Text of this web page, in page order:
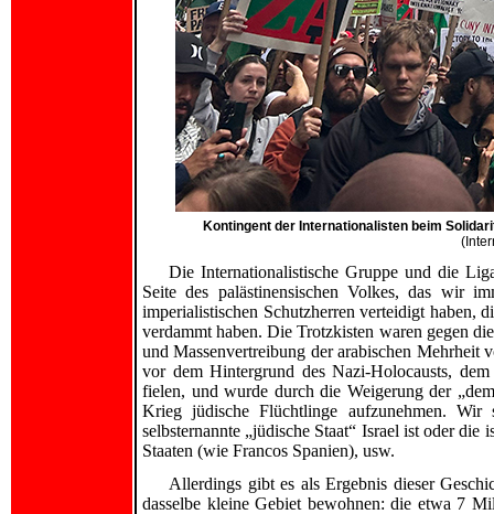
Kontingent der Internationalisten beim
Die Internationalistische Gruppe und die
Seite des palästinensischen Volkes, das wir
imperialistischen Schutzherren verteidigt haben,
verdammt haben. Die Trotzkisten waren gegen
und Massenvertreibung der arabischen Mehrheit
vor dem Hintergrund des Nazi-Holocausts,
fielen, und wurde durch die Weigerung der
Krieg jüdische Flüchtlinge aufzunehmen.
selbsternannte „jüdische Staat“ Israel ist oder
Staaten (wie Francos Spanien), usw.
Allerdings gibt es als Ergebnis dieser
dasselbe kleine Gebiet bewohnen: die etwa 7